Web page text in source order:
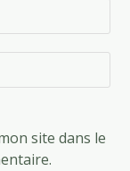
site dans le